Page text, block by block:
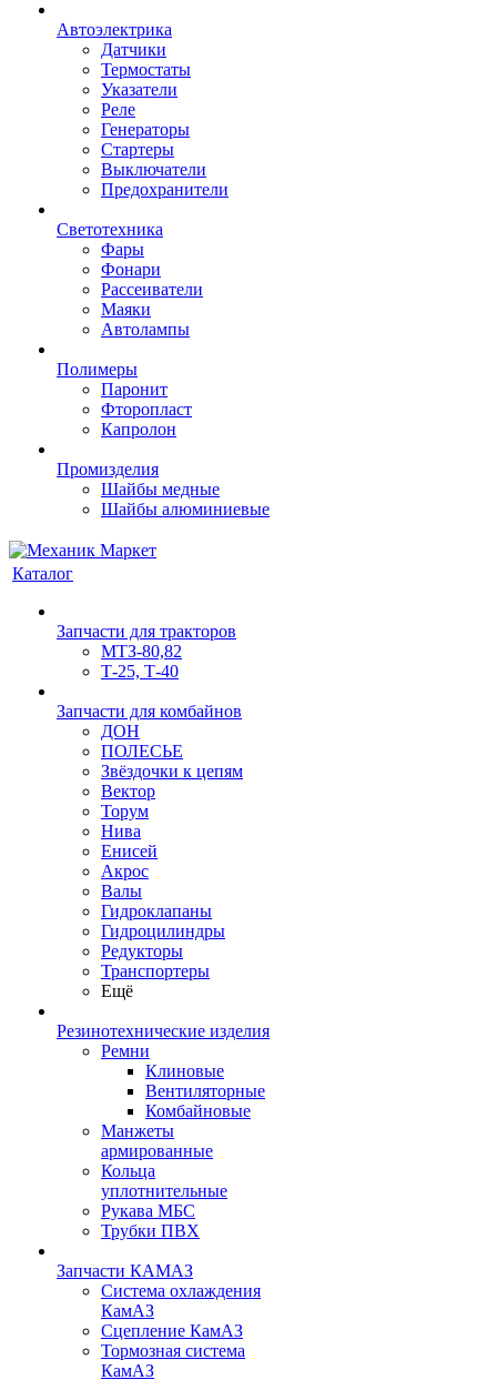
Автоэлектрика
Датчики
Термостаты
Указатели
Реле
Генераторы
Стартеры
Выключатели
Предохранители
Светотехника
Фары
Фонари
Рассеиватели
Маяки
Автолампы
Полимеры
Паронит
Фторопласт
Капролон
Промизделия
Шайбы медные
Шайбы алюминиевые
Каталог
Запчасти для тракторов
МТЗ-80,82
Т-25, Т-40
Запчасти для комбайнов
ДОН
ПОЛЕСЬЕ
Звёздочки к цепям
Вектор
Торум
Нива
Енисей
Акрос
Валы
Гидроклапаны
Гидроцилиндры
Редукторы
Транспортеры
Ещё
Резинотехнические изделия
Ремни
Клиновые
Вентиляторные
Комбайновые
Манжеты
армированные
Кольца
уплотнительные
Рукава МБС
Трубки ПВХ
Запчасти КАМАЗ
Система охлаждения
КамАЗ
Сцепление КамАЗ
Тормозная система
КамАЗ